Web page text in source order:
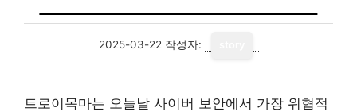
2025-03-22 작성자:
트로이목마는 오늘날 사이버 보안에서 가장 위협적